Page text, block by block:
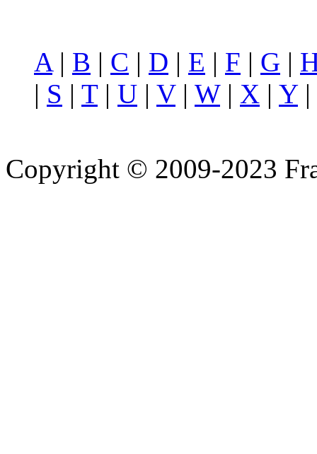
A | B | C | D | E | F | G |
| S | T| U | V| W| X | Y|
Copyright © 2009-2023